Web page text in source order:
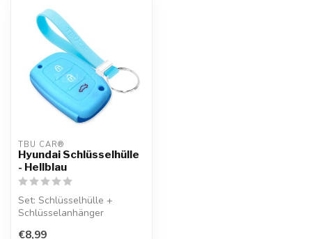
TBU CAR®
Hyundai Schlüsselhülle
- Hellblau
Set: Schlüsselhülle +
Schlüsselanhänger
€8,99